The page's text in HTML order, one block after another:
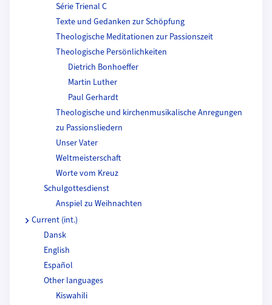
Série Trienal C
Texte und Gedanken zur Schöpfung
Theologische Meditationen zur Passionszeit
Theologische Persönlichkeiten
Dietrich Bonhoeffer
Martin Luther
Paul Gerhardt
Theologische und kirchenmusikalische Anregungen
zu Passionsliedern
Unser Vater
Weltmeisterschaft
Worte vom Kreuz
Schulgottesdienst
Anspiel zu Weihnachten
Current (int.)
Dansk
English
Español
Other languages
Kiswahili